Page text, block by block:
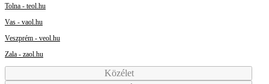
Tolna - teol.hu
Vas - vaol.hu
Veszprém - veol.hu
Zala - zaol.hu
Közélet